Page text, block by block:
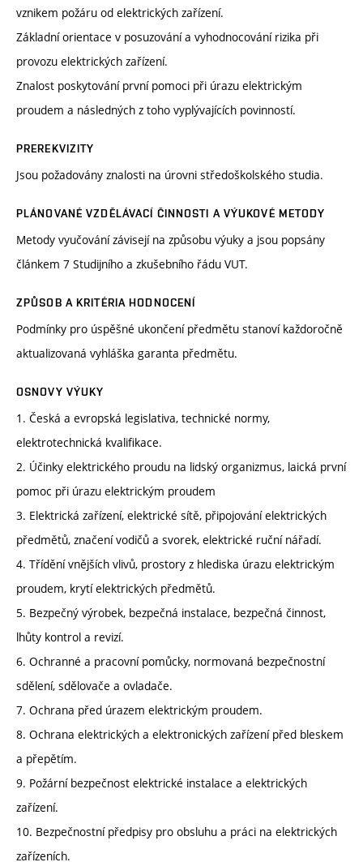
vznikem požáru od elektrických zařízení.
Základní orientace v posuzování a vyhodnocování rizika při
provozu elektrických zařízení.
Znalost poskytování první pomoci při úrazu elektrickým
proudem a následných z toho vyplývajících povinností.
PREREKVIZITY
Jsou požadovány znalosti na úrovni středoškolského studia.
PLÁNOVANÉ VZDĚLÁVACÍ ČINNOSTI A VÝUKOVÉ METODY
Metody vyučování závisejí na způsobu výuky a jsou popsány
článkem 7 Studijního a zkušebního řádu VUT.
ZPŮSOB A KRITÉRIA HODNOCENÍ
Podmínky pro úspěšné ukončení předmětu stanoví každoročně
aktualizovaná vyhláška garanta předmětu.
OSNOVY VÝUKY
1. Česká a evropská legislativa, technické normy,
elektrotechnická kvalifikace.
2. Účinky elektrického proudu na lidský organizmus, laická první
pomoc při úrazu elektrickým proudem
3. Elektrická zařízení, elektrické sítě, připojování elektrických
předmětů, značení vodičů a svorek, elektrické ruční nářadí.
4. Třídění vnějších vlivů, prostory z hlediska úrazu elektrickým
proudem, krytí elektrických předmětů.
5. Bezpečný výrobek, bezpečná instalace, bezpečná činnost,
lhůty kontrol a revizí.
6. Ochranné a pracovní pomůcky, normovaná bezpečnostní
sdělení, sdělovače a ovladače.
7. Ochrana před úrazem elektrickým proudem.
8. Ochrana elektrických a elektronických zařízení před bleskem
a přepětím.
9. Požární bezpečnost elektrické instalace a elektrických
zařízení.
10. Bezpečnostní předpisy pro obsluhu a práci na elektrických
zařízeních.